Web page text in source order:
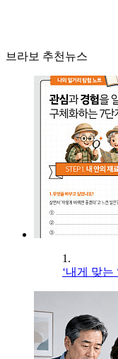
브라보 추천뉴스
1.
‘내게 맞